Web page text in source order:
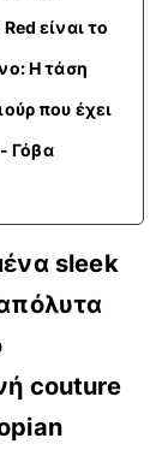
είναι το
Η τάση
που έχει
Γόβα
sleek
couture